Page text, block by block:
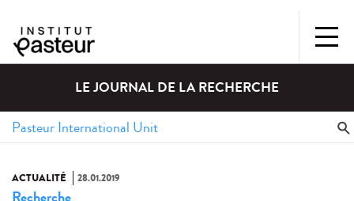
LE JOURNAL DE LA RECHERCHE
ACTUALITÉ 28.01.2019